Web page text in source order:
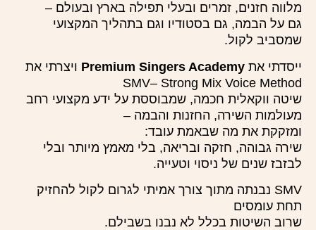
מלווה חזנים, זמרים ובעלי תפילה בארץ ובעולם –
גם על הבמה, גם בסטודיו וגם בתהליך המקצועי
שמסביב לקול.
ייסדתי את Premium Singers Academy ויצרתי את
SMV– Strong Mix Voice Method
שיטה ווקאלית חכמה, שמבוססת על ידע מקצועי רחב
מעולמות השירה, החזנות והבמה –
ומזקקת את מה שבאמת עובד:
שירה גבוהה, חזקה ובריאה, בלי מאמץ מיותר ובלי
לבזבז שנים של ניסוי וטעייה.
SMV נבנתה מתוך צורך אמיתי לגרום לקול להחזיק
תחת עומסים
שרוב השיטות בכלל לא נבנו בשבילם.